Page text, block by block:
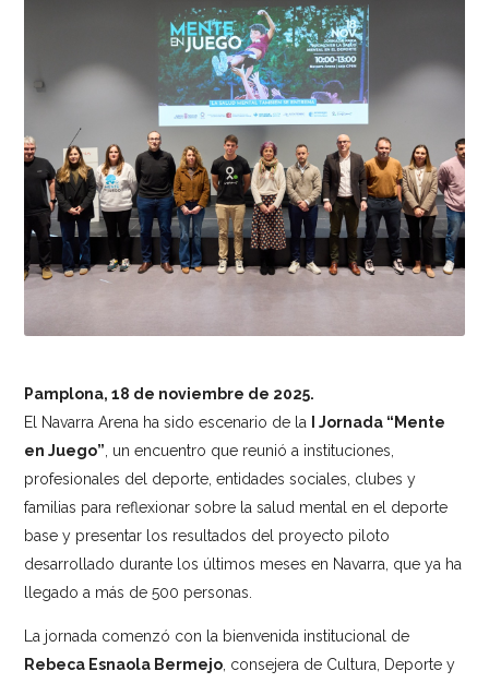
Pamplona, 18 de noviembre de 2025.
El Navarra Arena ha sido escenario de la
I Jornada “Mente
en Juego” , un encuentro que reunió a instituciones,
profesionales del deporte, entidades sociales, clubes y
familias para reflexionar sobre la salud mental en el deporte
base y presentar los resultados del proyecto piloto
desarrollado durante los últimos meses en Navarra, que ya ha
llegado a más de 500 personas.
La jornada comenzó con la bienvenida institucional de
Rebeca Esnaola Bermejo , consejera de Cultura, Deporte y